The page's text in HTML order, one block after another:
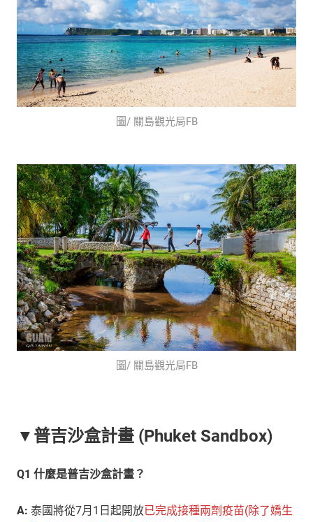
圖/ 關島觀光局FB
圖/ 關島觀光局FB
▼普吉沙盒計畫 (Phuket Sandbox)
Q1 什麼是普吉沙盒計畫？
A: 泰國將從7月1日起開放已完成接種兩劑疫苗(除了嬌生